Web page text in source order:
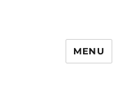
MENU